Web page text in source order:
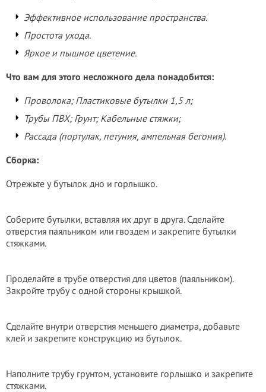
Эффективное использование пространства.
Простота ухода.
Яркое и пышное цветение.
Что вам для этого несложного дела понадобится:
Проволока; Пластиковые бутылки 1,5 л;
Трубы ПВХ; Грунт; Кабельные стяжки;
Рассада (портулак, петуния, ампельная бегония).
Сборка:
Отрежьте у бутылок дно и горлышко.
Соберите бутылки, вставляя их друг в друга. Сделайте
отверстия паяльником или гвоздем и закрепите бутылки
стяжками.
Проделайте в трубе отверстия для цветов (паяльником).
Закройте трубу с одной стороны крышкой.
Сделайте внутри отверстия меньшего диаметра, добавьте
клей и закрепите конструкцию из бутылок.
Наполните трубу грунтом, установите горлышко и закрепите
стяжками.